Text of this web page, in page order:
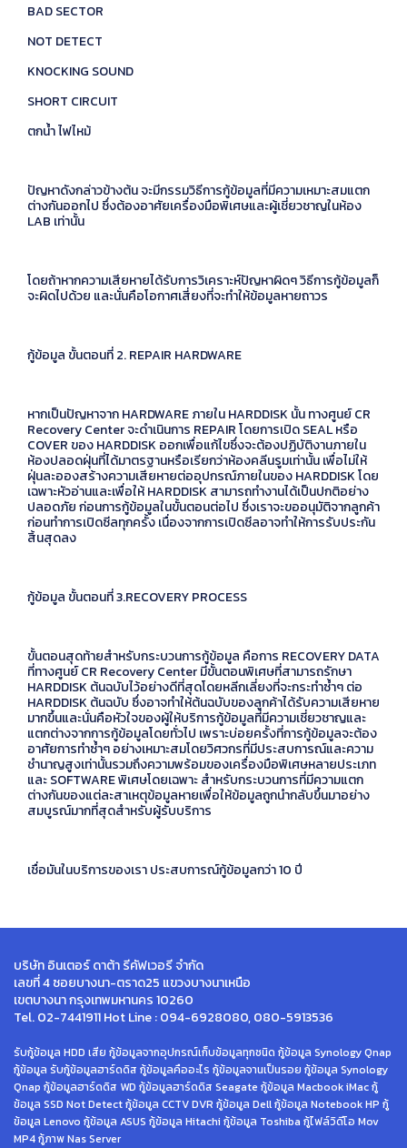
BAD SECTOR
NOT DETECT
KNOCKING SOUND
SHORT CIRCUIT
ตกน้ำ ไฟไหม้
ปัญหาดังกล่าวข้างต้น จะมีกรรมวิธีการกู้ข้อมูลที่มีความเหมาะสมแตก
ต่างกันออกไป ซึ่งต้องอาศัยเครื่องมือพิเศษและผู้เชี่ยวชาญในห้อง
LAB เท่านั้น
โดยถ้าหากความเสียหายได้รับการวิเคราะห์ปัญหาผิดๆ วิธีการกู้ข้อมูลก็
จะผิดไปด้วย และนั่นคือโอกาศเสี่ยงที่จะทำให้ข้อมูลหายถาวร
กู้ข้อมูล ขั้นตอนที่ 2. REPAIR HARDWARE
หากเป็นปัญหาจาก HARDWARE ภายใน HARDDISK นั้น ทางศูนย์ CR
Recovery Center จะดำเนินการ REPAIR โดยการเปิด SEAL หรือ
COVER ของ HARDDISK ออกเพื่อแก้ไขซึ่งจะต้องปฏิบัติงานภายใน
ห้องปลอดฝุ่นที่ได้มาตรฐานหรือเรียกว่าห้องคลีนรูมเท่านั้น เพื่อไม่ให้
ฝุ่นละอองสร้างความเสียหายต่ออุปกรณ์ภายในของ HARDDISK โดย
เฉพาะหัวอ่านและเพื่อให้ HARDDISK สามารถทำงานได้เป็นปกติอย่าง
ปลอดภัย ก่อนการกู้ข้อมูลในขั้นตอนต่อไป ซึ่งเราจะขออนุมัติจากลูกค้า
ก่อนทำการเปิดซีลทุกครั้ง เนื่องจากการเปิดซีลอาจทำให้การรับประกัน
สิ้นสุดลง
กู้ข้อมูล ขั้นตอนที่ 3.RECOVERY PROCESS
ขั้นตอนสุดท้ายสำหรับกระบวนการกู้ข้อมูล คือการ RECOVERY DATA
ที่ทางศูนย์ CR Recovery Center มีขั้นตอนพิเศษที่สามารถรักษา
HARDDISK ต้นฉบับไว้อย่างดีที่สุดโดยหลีกเลี่ยงที่จะกระทำซ้ำๆ ต่อ
HARDDISK ต้นฉบับ ซึ่งอาจทำให้ต้นฉบับของลูกค้าได้รับความเสียหาย
มากขึ้นและนั่นคือหัวใจของผู้ให้บริการกู้ข้อมูลที่มีความเชี่ยวชาญและ
แตกต่างจากการกู้ข้อมูลโดยทั่วไป เพราะบ่อยครั้งที่การกู้ข้อมูลจะต้อง
อาศัยการทำซ้ำๆ อย่างเหมาะสมโดยวิศวกรที่มีประสบการณ์และความ
ชำนาญสูงเท่านั้นรวมถึงความพร้อมของเครื่องมือพิเศษหลายประเภท
และ SOFTWARE พิเศษโดยเฉพาะ สำหรับกระบวนการที่มีความแตก
ต่างกันของแต่ละสาเหตุข้อมูลหายเพื่อให้ข้อมูลถูกนำกลับขึ้นมาอย่าง
สมบูรณ์มากที่สุดสำหรับผู้รับบริการ
เชื่อมันในบริการของเรา ประสบการณ์กู้ข้อมูลกว่า 10 ปี
บริษัท อินเตอร์ ดาต้า รีคัฟเวอรี จำกัด
เลขที่ 4 ซอยบางนา-ตราด25 แขวงบางนาเหนือ
เขตบางนา กรุงเทพมหานคร 10260
Tel. 02-7441911 Hot Line : 094-6928080, 080-5913536
รับกู้ข้อมูล HDD เสีย กู้ข้อมูลจากอุปกรณ์เก็บข้อมูลทุกชนิด กู้ข้อมูล Synology Qnap
กู้ข้อมูล รับกู้ข้อมูลฮาร์ดดิส กู้ข้อมูลคืออะไร กู้ข้อมูลจานเป็นรอย กู้ข้อมูล Synology
Qnap กู้ข้อมูลฮาร์ดดิส WD กู้ข้อมูลฮาร์ดดิส Seagate กู้ข้อมูล Macbook iMac กู้
ข้อมูล SSD Not Detect กู้ข้อมูล CCTV DVR กู้ข้อมูล Dell กู้ข้อมูล Notebook HP กู้
ข้อมูล Lenovo กู้ข้อมูล ASUS กู้ข้อมูล Hitachi กู้ข้อมูล Toshiba กู้ไฟล์วิดีโอ Mov
MP4 กู้ภาพ Nas Server